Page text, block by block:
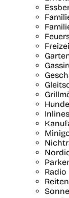
Radio
Reiten